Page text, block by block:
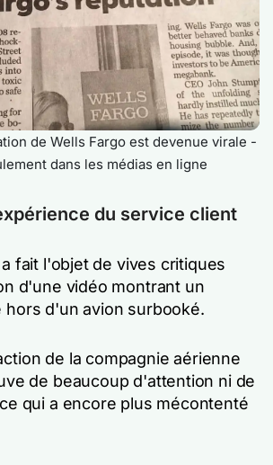
de Wells Fargo est devenue virale -
dans les médias en ligne
du service client
a fait l'objet de vives critiques
d'une vidéo montrant un
hors d'un avion surbooké.
de la compagnie aérienne
de beaucoup d'attention ni de
qui a encore plus mécontenté